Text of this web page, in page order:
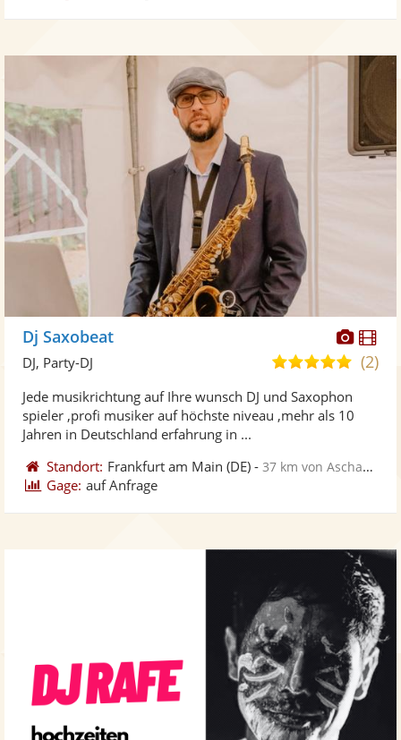
Dj Saxobeat
5,0
5
(2)
DJ, Party-DJ
Jede musikrichtung auf Ihre wunsch DJ und Saxophon
spieler ,profi musiker auf höchste niveau ,mehr als 10
Jahren in Deutschland erfahrung in ...
Standort: Frankfurt am Main (DE) -37 km von Aschaffenburg
Gage: auf Anfrage